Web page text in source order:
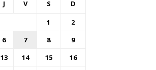
J V S D
1
2
6 7 8
9
13 14 15
16